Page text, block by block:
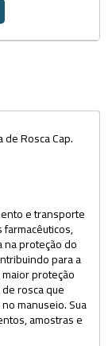
Rosca Cap.
e transporte
na proteção do
para a
proteção
rosca que
manuseio. Sua
amostras e